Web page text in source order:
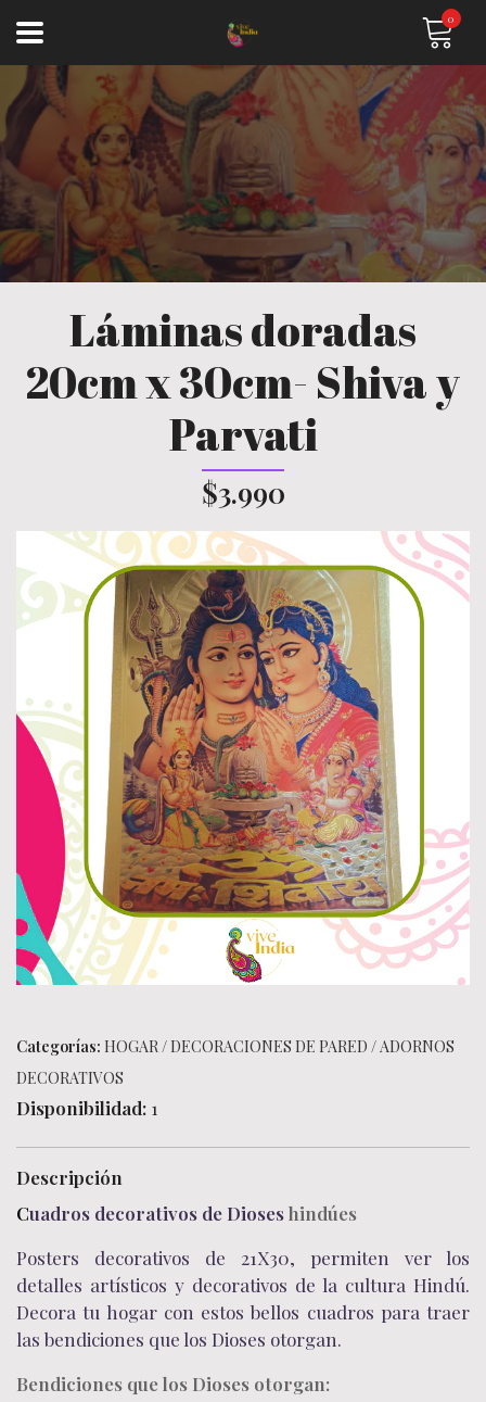
0
Láminas doradas
20cm x 30cm- Shiva y
Parvati
$3.990
Categorías: HOGAR/DECORACIONES DE PARED /ADORNOS
DECORATIVOS
Disponibilidad: 1
Descripción
Cuadros decorativos de Dioseshindúes
Posters decorativos de 21X30, permiten ver los
detalles artísticos y decorativos de la cultura Hindú.
Decora tu hogar con estos bellos cuadros para traer
las bendiciones que los Dioses otorgan.
Bendiciones que los Dioses otorgan: